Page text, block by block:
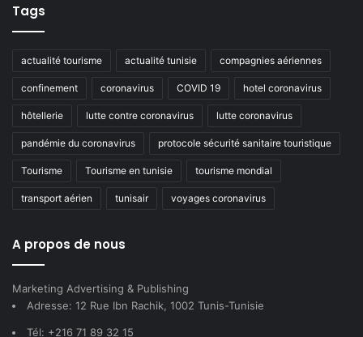
Tags
actualité tourisme actualité tunisie compagnies aériennes
confinement coronavirus COVID 19 hotel coronavirus
hôtellerie lutte contre coronavirus lutte coronavirus
pandémie du coronavirus protocole sécurité sanitaire touristique
Tourisme Tourisme en tunisie tourisme mondial
transport aérien tunisair voyages coronavirus
A propos de nous
Marketing Advertising & Publishing
Adresse: 12 Rue Ibn Rachik, 1002 Tunis-Tunisie
Tél: +216 71 89 32 15